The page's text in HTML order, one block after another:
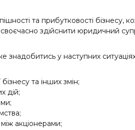
та прибутковості бізнесу,
здійснити юридичний
знадобитись у наступних
та інших змін;
дій;
акціонерами;